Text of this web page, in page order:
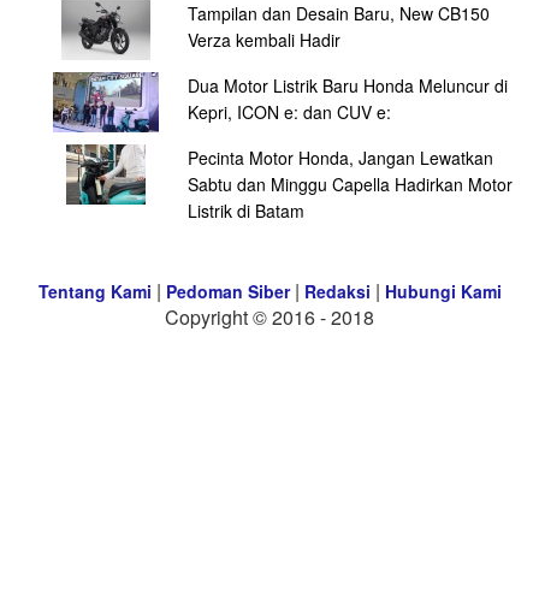
Tampilan dan Desain Baru, New CB150
Verza kembali Hadir
Dua Motor Listrik Baru Honda Meluncur di
Kepri, ICON e: dan CUV e:
Pecinta Motor Honda, Jangan Lewatkan
Sabtu dan Minggu Capella Hadirkan Motor
Listrik di Batam
Tentang Kami | Pedoman Siber| Redaksi | Hubungi Kami
Copyright © 2016 - 2018